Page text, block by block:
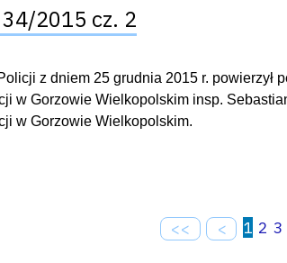
2015 cz. 2
z dniem 25 grudnia 2015 r. powierzył
w Gorzowie Wielkopolskim insp.
w Gorzowie Wielkopolskim.
<< < 1 2 3